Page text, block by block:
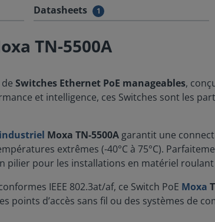
Datasheets 1
TN-5500A
Switches Ethernet PoE manageables,
et intelligence, ces Switches sont les
Moxa TN-5500A garantit une
extrêmes (-40°C à 75°C).
pilier pour les installations en matériel
IEEE 802.3at/af, ce Switch PoE Moxa
d’accès sans fil ou des systèmes de